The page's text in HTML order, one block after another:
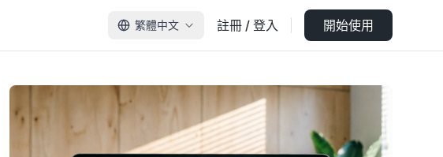
繁體中文 註冊 / 登入 開始使用